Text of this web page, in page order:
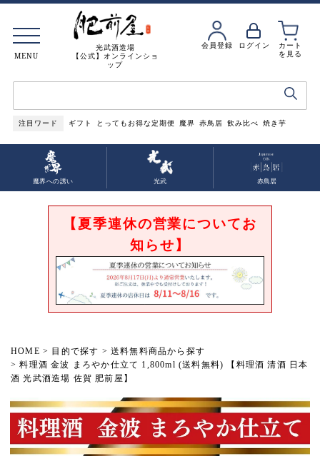
光武酒造場
【公式】オンラインショ
ップ
会員登録 ログイン
カート
を見る
注目ワード ギフト とってもお得な定期便 魔界 赤鳥居 飲み比べ 焼き芋
MENU
魔界への誘い 光武 赤鳥居
【夏季連休の営業についてお
知らせ】
HOME 目的で探す
送料無料商品から探す
料理酒 金波 まろやか仕立て 1,800ml (送料無料) 【料理酒 清酒 日本
酒 光武酒造場 佐賀 肥前屋】